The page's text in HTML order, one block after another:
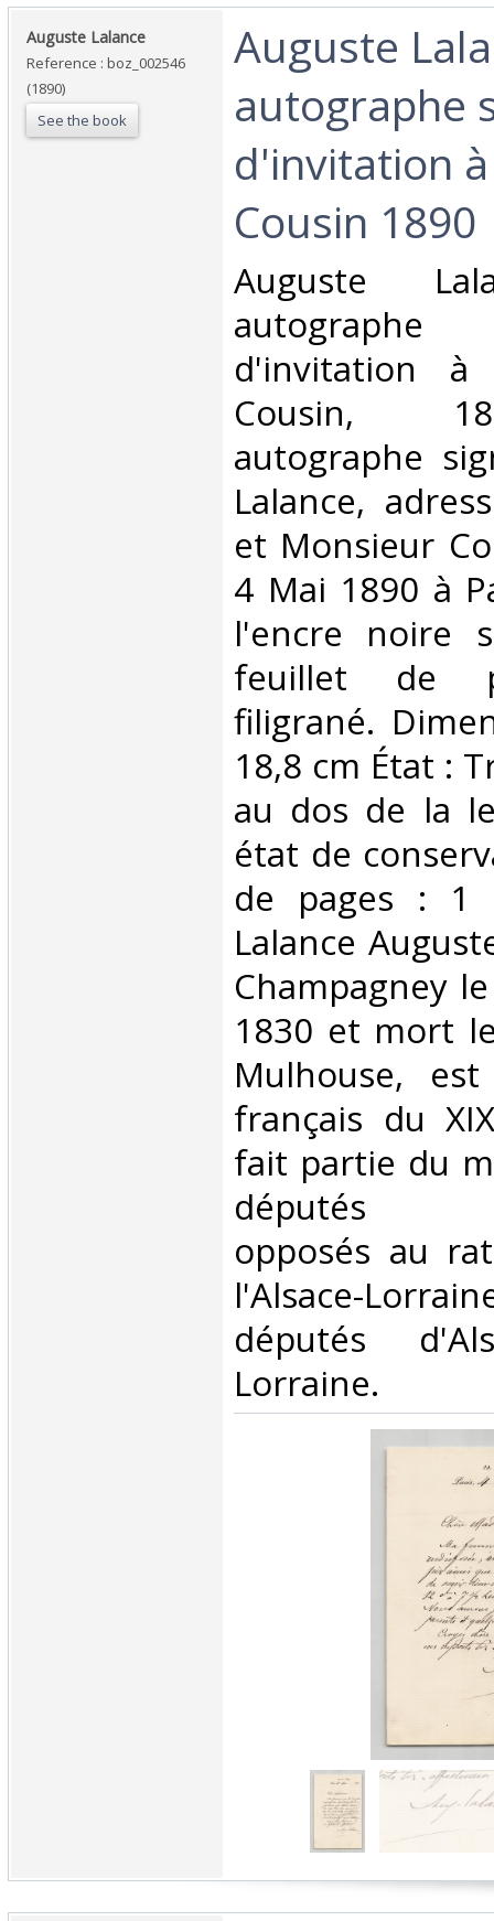
‎Auguste Lalance‎
Reference : boz_002546
(1890)
See the book
‎Auguste
autographe
d'invitation
Cousin 1890‎
‎Auguste
d'invitation
Cousin,
autographe
Lalance,
et Monsieur
4 Mai 1890 à
l'encre noire
feuillet de
filigrané.
18,8 cm État :
au dos de la
état de
de pages : 1
Lalance
Champagney
1830 et mort
Mulhouse,
français du
fait partie du
députés
opposés au
l'Alsace-
députés
Lorraine.‎